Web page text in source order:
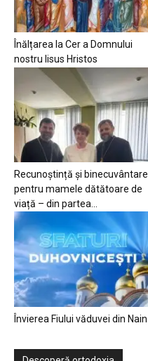
Înălțarea la Cer a Domnului
nostru Iisus Hristos
Recunoștință și binecuvântare
pentru mamele dătătoare de
viață – din partea...
Învierea Fiului văduvei din Nain